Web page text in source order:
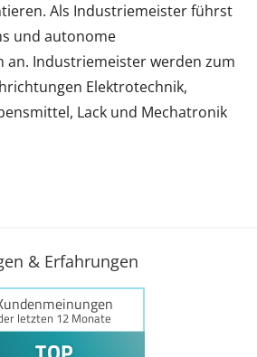
Als Industriemeister führst
und autonome
an. Industriemeister werden zum
Elektrotechnik,
Lack und Mechatronik
& Erfahrungen